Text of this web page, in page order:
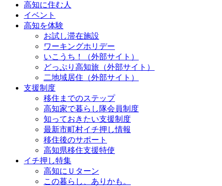
高知に住む人
イベント
高知を体験
お試し滞在施設
ワーキングホリデー
いこうち！（外部サイト）
どっぷり高知旅（外部サイト）
二地域居住（外部サイト）
支援制度
移住までのステップ
高知家で暮らし隊会員制度
知っておきたい支援制度
最新市町村イチ押し情報
移住後のサポート
高知県移住支援特使
イチ押し特集
高知にＵターン
この暮らし、ありかも。